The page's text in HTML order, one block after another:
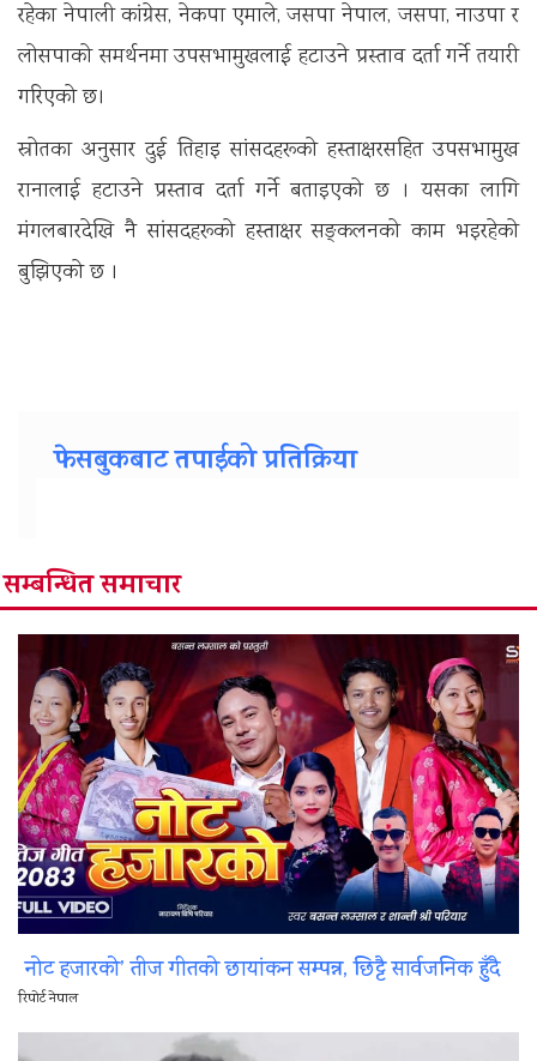
रहेका नेपाली कांग्रेस, नेकपा एमाले, जसपा नेपाल, जसपा, नाउपा र
लोसपाको समर्थनमा उपसभामुखलाई हटाउने प्रस्ताव दर्ता गर्ने तयारी
गरिएको छ।
स्रोतका अनुसार दुई तिहाइ सांसदहरूको हस्ताक्षरसहित उपसभामुख
रानालाई हटाउने प्रस्ताव दर्ता गर्ने बताइएको छ । यसका लागि
मंगलबारदेखि नै सांसदहरूको हस्ताक्षर सङ्कलनको काम भइरहेको
बुझिएको छ ।
फेसबुकबाट तपाईको प्रतिक्रिया
सम्बन्धित समाचार
नोट हजारको’ तीज गीतको छायांकन सम्पन्न, छिट्टै सार्वजनिक हुँदै
रिपोर्ट नेपाल